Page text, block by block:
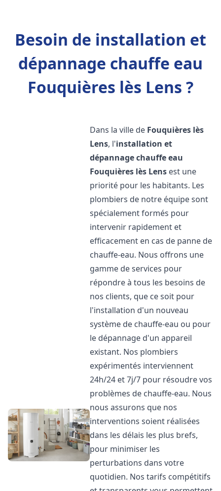
Besoin de installation et
dépannage chauffe eau
Fouquières lès Lens ?
Dans la ville de Fouquières lès
Lens, l'installation et
dépannage chauffe eau
Fouquières lès Lens est une
priorité pour les habitants. Les
plombiers de notre équipe sont
spécialement formés pour
intervenir rapidement et
efficacement en cas de panne de
chauffe-eau. Nous offrons une
gamme de services pour
répondre à tous les besoins de
nos clients, que ce soit pour
l'installation d'un nouveau
système de chauffe-eau ou pour
le dépannage d'un appareil
existant. Nos plombiers
expérimentés interviennent
24h/24 et 7j/7 pour résoudre vos
problèmes de chauffe-eau. Nous
nous assurons que nos
interventions soient réalisées
dans les délais les plus brefs,
pour minimiser les
perturbations dans votre
quotidien. Nos tarifs compétitifs